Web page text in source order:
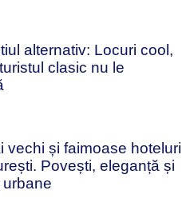
alternativ: Locuri cool,
clasic nu le
vechi și faimoase hoteluri
Povești, eleganță și